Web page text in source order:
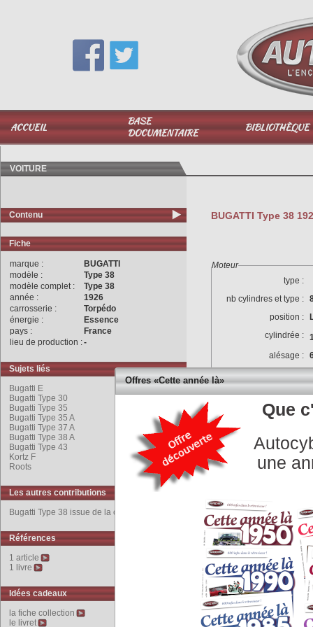
ACCUEIL
BASE
DOCUMENTAIRE
BIBLIOTHÈQUE
06 51 040 025
VOITURE
Contenu
Fiche
marque :
BUGATTI
modèle :
Type 38
modèle complet :
Type 38
année :
1926
carrosserie :
Torpédo
énergie :
Essence
pays :
France
lieu de production :-
Sujets liés
Bugatti E
Bugatti Type 30
Bugatti Type 35
Bugatti Type 35 A
Bugatti Type 37 A
Bugatti Type 38 A
Bugatti Type 43
Kortz F
Roots
Les autres contributions
Bugatti Type 38 issue de la compétition.
Références
1 article
1 livre
Idées cadeaux
la fiche collection
le livret
BUGATTI Type 38
Moteur
type :
nb cylindres et type :
position :
cylindrée :
alésage :
rapport volumétrique :
puissance max :
couple max :
puissance fiscale :
culasse :
vilbrequin :
allumage :
refroidissement :
graissage :
équipement électrique :
Transmission
Offres «Cette année là»
Que
une